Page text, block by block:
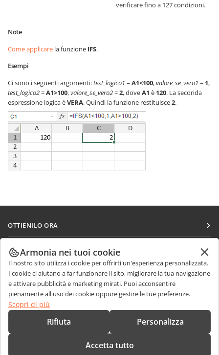
verificare fino a 127 condizioni.
Note
Come applicare la funzione IFS.
Esempi
Ci sono i seguenti argomenti:test_logico1 =A1<100,valore_se_vero1 = 1,
test_logico2=A1>100,valore_se_vero2=2, doveA1 è 120. La seconda
espressione logica èVERA. Quindi la funzione restituisce2.
OTTIENILO ORA
Docs
DocSpace
Workspace
Connettori
App desktop
COLLABORA
Per i contributori
Per i traduttori
Per gli influencer
Offerte di lavoro
RICEVI NOTIZIE
Blog
RICEVI AIUTO
Forum
CONTATTACI
Domande sulle vendite
sales@onlyoffice.com
Armonia nei tuoi cookie
Il nostro sito utilizza i cookie per offrirti un'esperienza personalizzata.
I cookie ci aiutano a far funzionare il sito, migliorare la tua navigazione
e attivare pubblicità e marketing mirati. Puoi acconsentire
pienamente all'uso dei cookie oppure gestire le tue preferenze.
Scopri di più
Rifiuta Personalizza
Accetta tutto